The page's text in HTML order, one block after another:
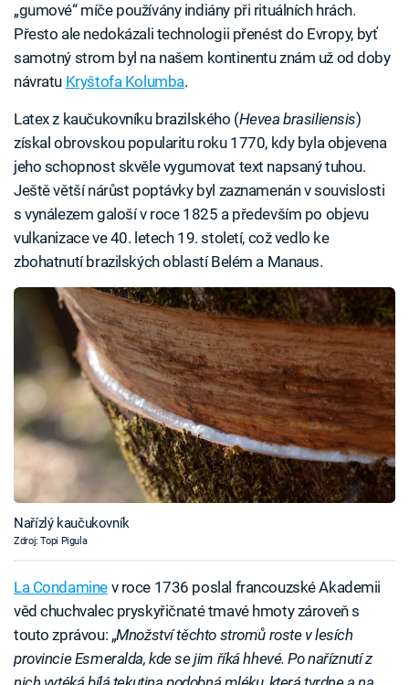
„gumové“ míče používány indiány při rituálních hrách.
Přesto ale nedokázali technologii přenést do Evropy, byť
samotný strom byl na našem kontinentu znám už od doby
návratu Kryštofa Kolumba.
Latex z kaučukovníku brazilského (Hevea brasiliensis)
získal obrovskou popularitu roku 1770, kdy byla objevena
jeho schopnost skvěle vygumovat text napsaný tuhou.
Ještě větší nárůst poptávky byl zaznamenán v souvislosti
s vynálezem galoší v roce 1825 a především po objevu
vulkanizace ve 40. letech 19. století, což vedlo ke
zbohatnutí brazilských oblastí Belém a Manaus.
Nařízlý kaučukovník
Zdroj: Topi Pigula
La Condaminev roce 1736 poslal francouzské Akademii
věd chuchvalec pryskyřičnaté tmavé hmoty zároveň s
touto zprávou: „Množství těchto stromů roste v lesích
provincie Esmeralda, kde se jim říká hhevé. Po naříznutí z